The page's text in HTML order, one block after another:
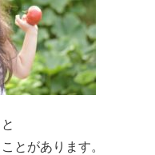
とがあります。